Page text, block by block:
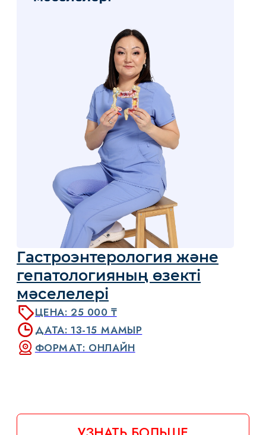
ЦЕНА: 25 000 ₸
ПРОДОЛЖИТЕЛЬНОСТЬ: 18 ЛЕКЦИЙ
ЗАЧЕТНЫЕ ЕДИНИЦЫ: 9
Менеджмент МАЖБП на
уровне амбулаторного звена